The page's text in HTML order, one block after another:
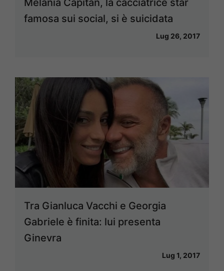
famosa sui social, si è suicidata
Lug 26, 2017
Tra Gianluca Vacchi e Georgia
Gabriele è finita: lui presenta
Ginevra
Lug 1, 2017